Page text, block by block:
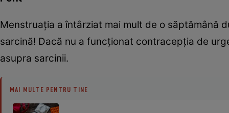
Menstruația a întârziat mai mult de o săptămână
sarcină! Dacă nu a funcţionat contracepția de
asupra sarcinii.
MAI MULTE PENTRU TINE